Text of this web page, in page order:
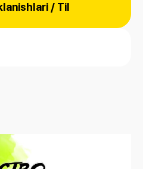
/ Til